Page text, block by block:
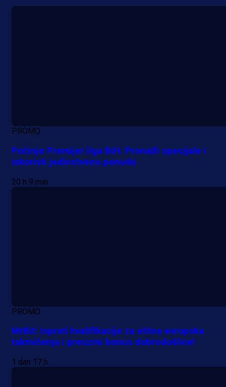
PROMO
Počinje Premijer liga BiH: Pronađi specijale i
iskoristi jedinstvenu ponudu
20 h 9 min
PROMO
MrBit: Isprati kvalifikacije za elitna evropska
takmičenja i preuzmi bonus dobrodošlice!
1 dan 17 h